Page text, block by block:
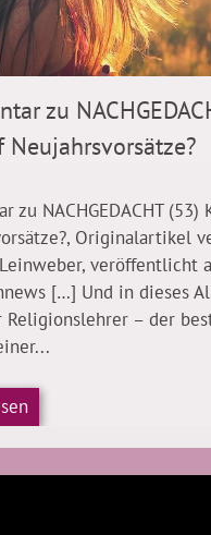
zu
Neujahrsvorsätze?
zu NACHGEDACHT
Originalartikel
veröffentlicht
[…] Und in dieses
Religionslehrer – der